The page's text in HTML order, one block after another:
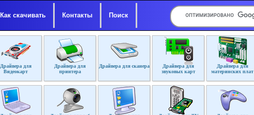
Как скачивать Контакты Поиск
Драйвера для
Видеокарт
Драйвера для
принтера
Драйвера для сканера
Драйвера для
звуковых карт
Драйвера для
материнских плат